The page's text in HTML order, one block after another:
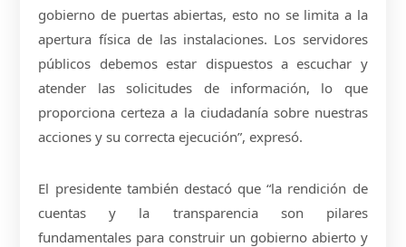
gobierno de puertas abiertas, esto no se limita a la
apertura física de las instalaciones. Los servidores
públicos debemos estar dispuestos a escuchar y
atender las solicitudes de información, lo que
proporciona certeza a la ciudadanía sobre nuestras
acciones y su correcta ejecución”, expresó.
El presidente también destacó que “la rendición de
cuentas y la transparencia son pilares
fundamentales para construir un gobierno abierto y